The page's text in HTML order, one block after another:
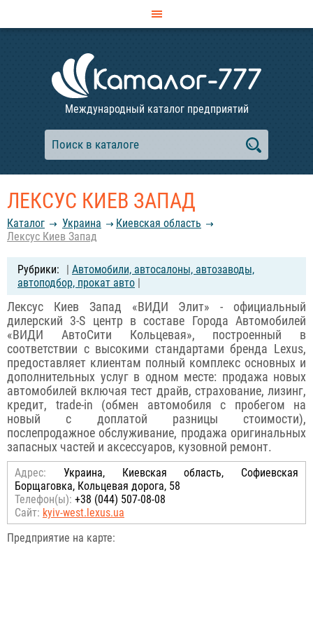
Международный каталог предприятий
ЛЕКСУС КИЕВ ЗАПАД
Каталог Украина
Киевская область
Лексус Киев Запад
| Автомобили, автосалоны, автозаводы,
автоподбор, прокат авто |
Лексус Киев Запад «ВИДИ Элит» - официальный
дилерский 3-S центр в составе Города Автомобилей
«ВИДИ АвтоСити Кольцевая», построенный в
соответствии с высокими стандартами бренда Lexus,
предоставляет клиентам полный комплекс основных и
дополнительных услуг в одном месте: продажа новых
автомобилей включая тест драйв, страхование, лизинг,
кредит, trade-in (обмен автомобиля с пробегом на
новый с доплатой разницы стоимости),
послепродажное обслуживание, продажа оригинальных
запасных частей и аксессуаров, кузовной ремонт.
Адрес: Украина, Киевская область, Софиевская
Борщаговка, Кольцевая дорога, 58
Телефон(ы): +38 (044) 507-08-08
Сайт: kyiv-west.lexus.ua
Предприятие на карте: